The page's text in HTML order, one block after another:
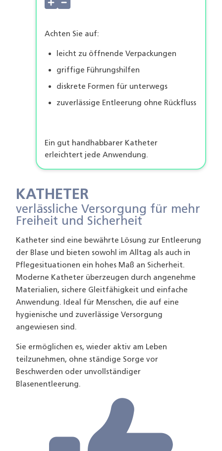
Achten Sie auf:
leicht zu öffnende Verpackungen
griffige Führungshilfen
diskrete Formen für unterwegs
zuverlässige Entleerung ohne Rückfluss
Ein gut handhabbarer Katheter
erleichtert jede Anwendung.
KATHETER
verlässliche Versorgung für mehr
Freiheit und Sicherheit
Katheter sind eine bewährte Lösung zur Entleerung
der Blase und bieten sowohl im Alltag als auch in
Pflegesituationen ein hohes Maß an Sicherheit.
Moderne Katheter überzeugen durch angenehme
Materialien, sichere Gleitfähigkeit und einfache
Anwendung. Ideal für Menschen, die auf eine
hygienische und zuverlässige Versorgung
angewiesen sind.
Sie ermöglichen es, wieder aktiv am Leben
teilzunehmen, ohne ständige Sorge vor
Beschwerden oder unvollständiger
Blasenentleerung.